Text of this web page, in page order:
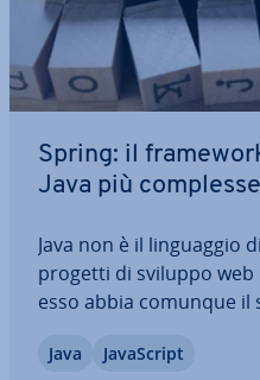
Spring: il
Java più complesse
Java non è il lin­guag­gio
progetti di sviluppo
esso abbia comunque il
por­ta­to dai browser si è
Java Ja­va­Script